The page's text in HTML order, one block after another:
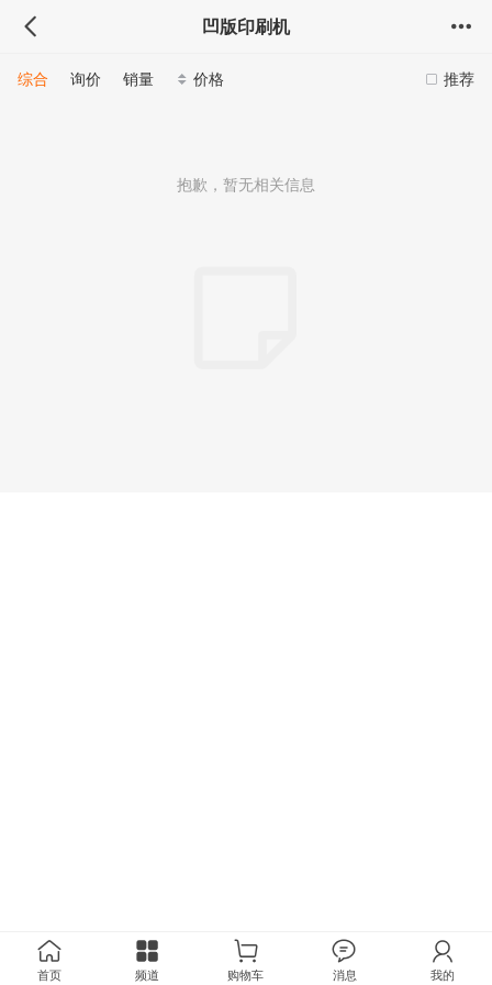
凹版印刷机
推荐
综合 询价 销量 价格
抱歉，暂无相关信息
首页 频道 购物车 消息 我的